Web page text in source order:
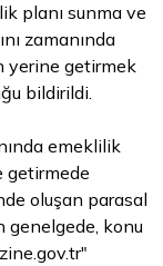
planı sunma ve
zamanında
yerine getirmek
bildirildi.
emeklilik
getirmede
oluşan parasal
genelgede, konu
"